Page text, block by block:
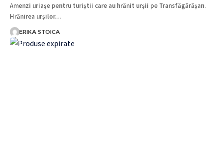
Amenzi uriașe pentru turiștii care au hrănit urșii pe Transfăgărășan.
Hrănirea urșilor…
ERIKA STOICA